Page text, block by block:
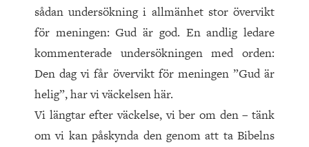
sådan undersökning i allmänhet stor övervikt
för meningen: Gud är god. En andlig ledare
kommenterade undersökningen med orden:
Den dag vi får övervikt för meningen ”Gud är
helig”, har vi väckelsen här.
Vi längtar efter väckelse, vi ber om den – tänk
om vi kan påskynda den genom att ta Bibelns